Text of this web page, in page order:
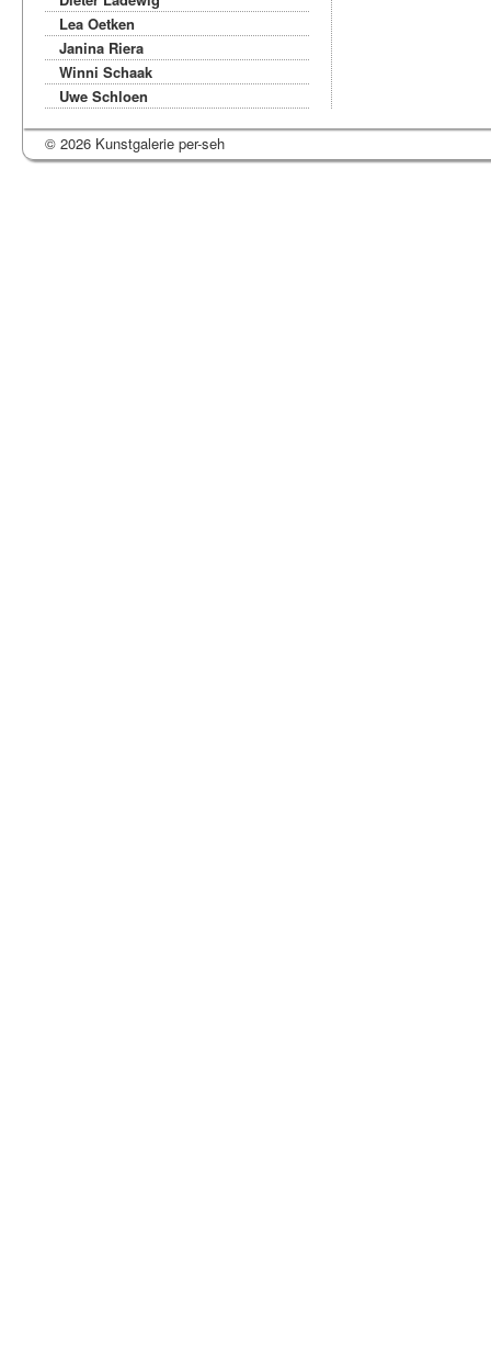
Lea Oetken
Janina Riera
Winni Schaak
Uwe Schloen
© 2026 Kunstgalerie per-seh